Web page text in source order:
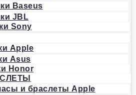
Baseus
JBL
Sony
Apple
Asus
Honor
и браслеты Apple